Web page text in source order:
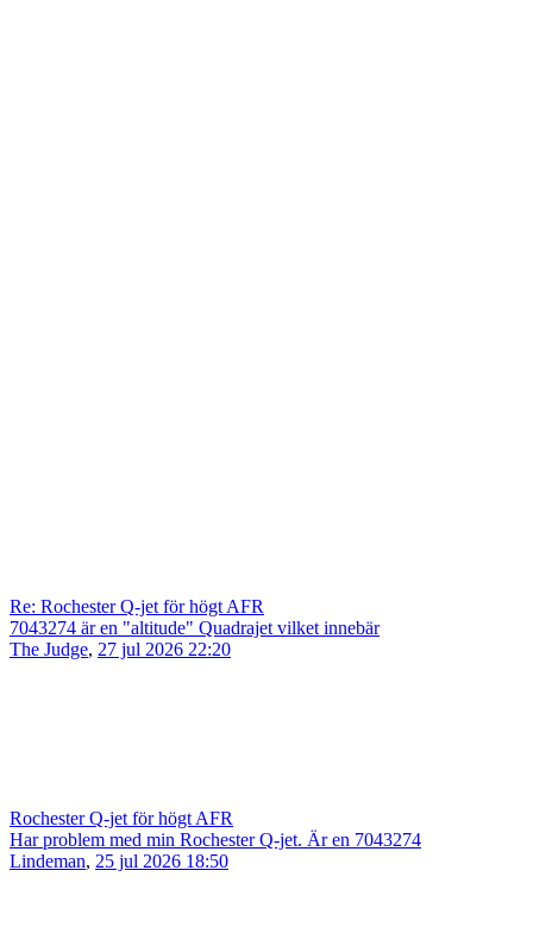
Re: Rochester Q-jet för högt AFR
7043274 är en "altitude" Quadrajet vilket innebär
The Judge, 27 jul 2026 22:20
Rochester Q-jet för högt AFR
Har problem med min Rochester Q-jet. Är en 7043274
Lindeman, 25 jul 2026 18:50